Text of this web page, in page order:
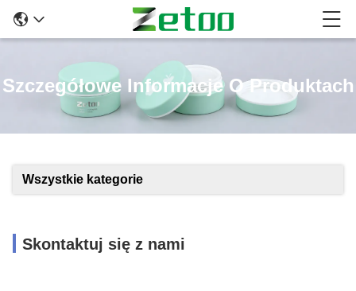
Szczegółowe Informacje O Produktach
Wszystkie kategorie
Skontaktuj się z nami